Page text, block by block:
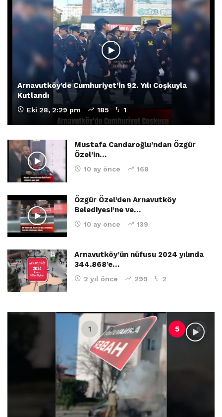
Arnavutköy’de Cumhuriyet’in 92. Yılı Coşkuyla
Kutlandı
Eki 28, 2:29 pm 185 1
Mustafa Candaroğlu’ndan Özgür
Özel’in…
10 ay önce 168
Özgür Özel’den Arnavutköy
Belediyesi’ne ve…
10 ay önce 139
Arnavutköy’ün nüfusu 2024 yılında
344.868’e…
2 yıl önce 299 2